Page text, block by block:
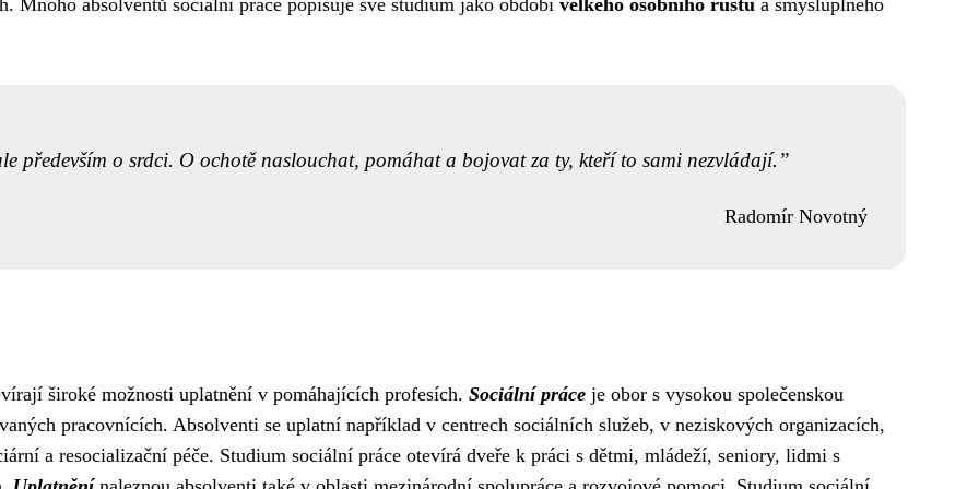
Mnoho absolventů sociální práce popisuje své studium jako období velkého osobního růstu a smysluplného
především o srdci. O ochotě naslouchat, pomáhat a bojovat za ty, kteří to sami nezvládají.
Radomír Novotný
široké možnosti uplatnění v pomáhajících profesích. Sociální práce je obor s vysokou společenskou
pracovnících. Absolventi se uplatní například v centrech sociálních služeb, v neziskových organizacích,
a resocializační péče. Studium sociální práce otevírá dveře k práci s dětmi, mládeží, seniory, lidmi s